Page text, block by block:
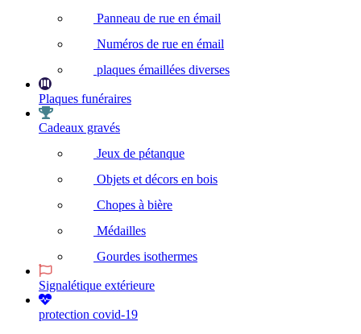
Panneau de rue en émail
Numéros de rue en émail
plaques émaillées diverses
Plaques funéraires
Cadeaux gravés
Jeux de pétanque
Objets et décors en bois
Chopes à bière
Médailles
Gourdes isothermes
Signalétique extérieure
protection covid-19